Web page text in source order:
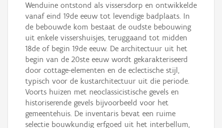
Wenduine ontstond als vissersdorp en ontwikkelde
vanaf eind 19de eeuw tot levendige badplaats. In
de bebouwde kom bestaat de oudste bebouwing
uit enkele vissershuisjes, teruggaand tot midden
18de of begin 19de eeuw. De architectuur uit het
begin van de 20ste eeuw wordt gekarakteriseerd
door cottage-elementen en de eclectische stijl,
typisch voor de kustarchitectuur uit die periode.
Voorts huizen met neoclassicistische gevels en
historiserende gevels bijvoorbeeld voor het
gemeentehuis. De inventaris bevat een ruime
selectie bouwkundig erfgoed uit het interbellum,